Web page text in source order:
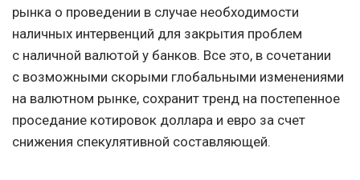
рынка о проведении в случае необходимости
наличных интервенций для закрытия проблем
с наличной валютой у банков. Все это, в сочетании
с возможными скорыми глобальными изменениями
на валютном рынке, сохранит тренд на постепенное
проседание котировок доллара и евро за счет
снижения спекулятивной составляющей.